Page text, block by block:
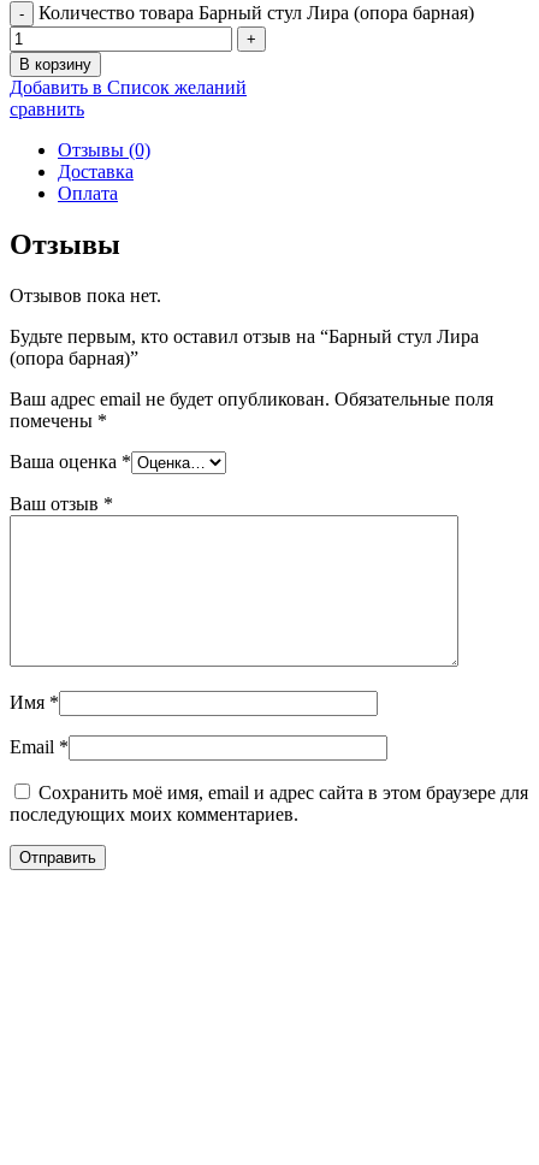
Количество товара Барный стул Лира (опора барная)
В корзину
Добавить в Список желаний
сравнить
Отзывы (0)
Доставка
Оплата
Отзывы
Отзывов пока нет.
Будьте первым, кто оставил отзыв на “Барный стул Лира
(опора барная)”
Ваш адрес email не будет опубликован. Обязательные поля
помечены *
Ваша оценка *
Ваш отзыв *
Имя *
Email *
Сохранить моё имя, email и адрес сайта в этом браузере для
последующих моих комментариев.